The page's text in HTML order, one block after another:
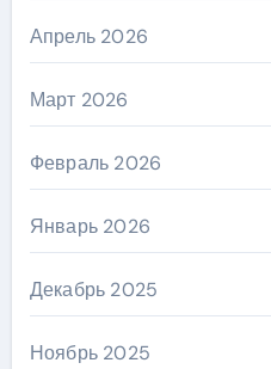
Апрель 2026
Март 2026
Февраль 2026
Январь 2026
Декабрь 2025
Ноябрь 2025